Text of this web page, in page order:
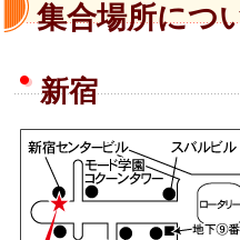
集合場所につ
新宿